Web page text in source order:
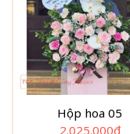
Hộp hoa 05
2.025.000₫